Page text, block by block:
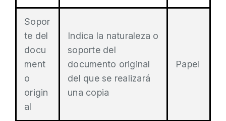
Sopor
te del
docu
ment
o
origin
al
Indica la naturaleza o
soporte del
documento original
del que se realizará
una copia
Papel